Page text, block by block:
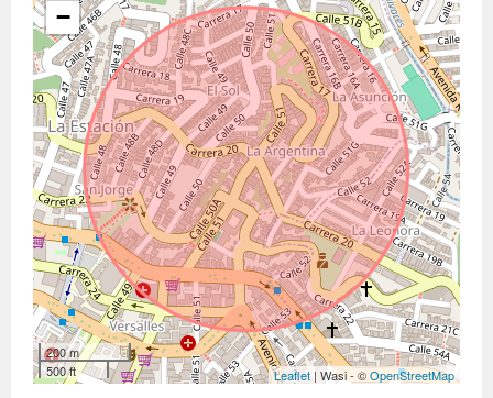
−
200 m
500 ft
Leaflet | Wasi - ©OpenStreetMap